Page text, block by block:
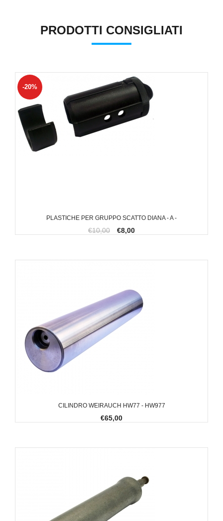
PRODOTTI CONSIGLIATI
PLASTICHE PER GRUPPO SCATTO DIANA - A -
-20%
€10,00 €8,00
CILINDRO WEIRAUCH HW77 - HW977
€65,00